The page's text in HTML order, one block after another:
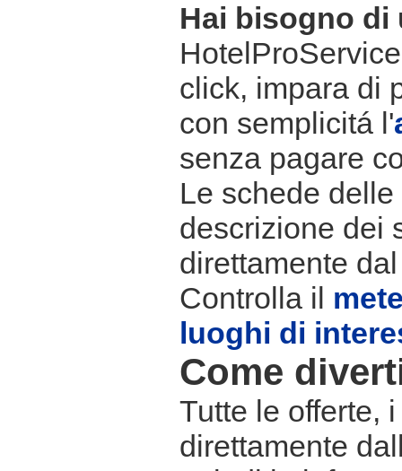
Hai bisogno di
click, impara di
con semplicitá l'
senza pagare
Le schede
descrizione dei
direttamente
Controlla il
luoghi di
Come
Tutte le offerte,
direttamente